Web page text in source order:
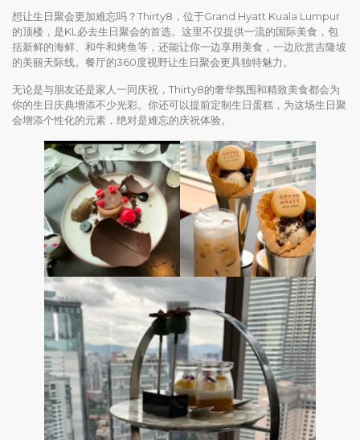
想让生日聚会更加难忘吗？Thirty8，位于Grand Hyatt Kuala Lumpur
的顶楼，是KL必去生日聚会的首选。这里不仅提供一流的国际美食，包
括新鲜的海鲜、和牛和烤鱼等，还能让你一边享用美食，一边欣赏吉隆坡
的美丽天际线。餐厅的360度视野让生日聚会更具独特魅力。
无论是与朋友还是家人一同庆祝，Thirty8的奢华氛围和精致美食都会为
你的生日庆典增添不少光彩。你还可以提前定制生日蛋糕，为这场生日聚
会增添个性化的元素，绝对是难忘的庆祝体验。